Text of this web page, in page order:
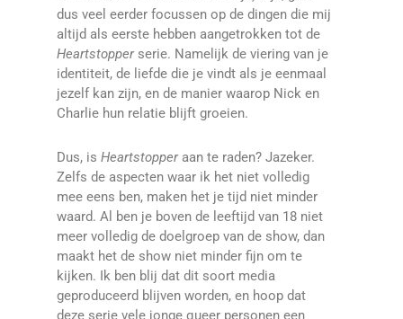
dus veel eerder focussen op de dingen die mij
altijd als eerste hebben aangetrokken tot de
Heartstopper serie. Namelijk de viering van je
identiteit, de liefde die je vindt als je eenmaal
jezelf kan zijn, en de manier waarop Nick en
Charlie hun relatie blijft groeien.
Dus, is Heartstopper aan te raden? Jazeker.
Zelfs de aspecten waar ik het niet volledig
mee eens ben, maken het je tijd niet minder
waard. Al ben je boven de leeftijd van 18 niet
meer volledig de doelgroep van de show, dan
maakt het de show niet minder fijn om te
kijken. Ik ben blij dat dit soort media
geproduceerd blijven worden, en hoop dat
deze serie vele jonge queer personen een